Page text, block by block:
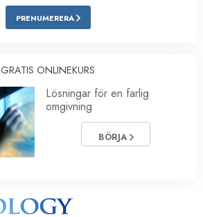
PRENUMERERA
GRATIS ONLINEKURS
Lösningar för en farlig
omgivning
BÖRJA